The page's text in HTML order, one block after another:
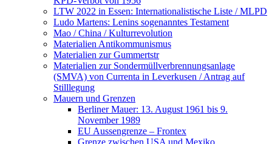
LTW 2022 in Essen: Internationalistische Liste / MLPD
Ludo Martens: Lenins sogenanntes Testament
Mao / China / Kulturrevolution
Materialien Antikommunismus
Materialien zur Gummertstr
Materialien zur Sondermüllverbrennungsanlage
(SMVA) von Currenta in Leverkusen / Antrag auf
Stilllegung
Mauern und Grenzen
Berliner Mauer: 13. August 1961 bis 9.
November 1989
EU Aussengrenze – Frontex
Grenze zwischen USA und Mexiko